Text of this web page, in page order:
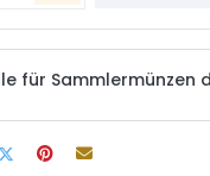
für Sammlermünzen